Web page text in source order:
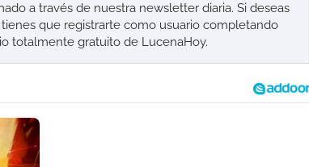
a través de nuestra newsletter diaria. Si deseas
que registrarte como usuario completando
totalmente gratuito de LucenaHoy.